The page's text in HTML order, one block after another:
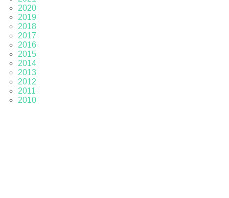
2020
2019
2018
2017
2016
2015
2014
2013
2012
2011
2010